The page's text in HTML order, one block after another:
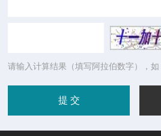
请输入计算结果（填写阿拉伯数字），